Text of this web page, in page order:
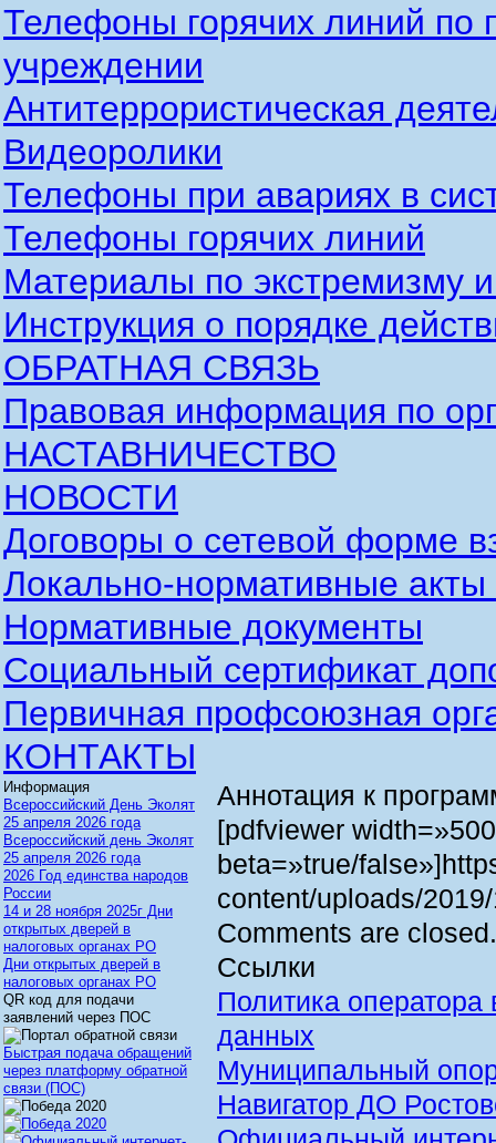
Телефоны горячих линий по
учреждении
Антитеррористическая
Видеоролики
Телефоны при авариях в
Телефоны горячих линий
Материалы по экстремизму
Инструкция о порядке
ОБРАТНАЯ СВЯЗЬ
Правовая информация по
НАСТАВНИЧЕСТВО
НОВОСТИ
Договоры о сетевой форме
Локально-нормативные
Нормативные документы
Социальный сертификат
Первичная профсоюзная
КОНТАКТЫ
Аннотация к
[pdfviewer
beta=»true/
content/uploads/
Comments are closed.
Ссылки
Политика
данных
Муниципальный
Навигатор ДО
Информация
Всероссийский День Эколят
25 апреля 2026 года
Всероссийский день Эколят
25 апреля 2026 года
2026 Год единства народов
России
14 и 28 ноября 2025г Дни
открытых дверей в
налоговых органах РО
Дни открытых дверей в
налоговых органах РО
QR код для подачи
заявлений через ПОС
Быстрая подача обращений
через платформу обратной
связи (ПОС)